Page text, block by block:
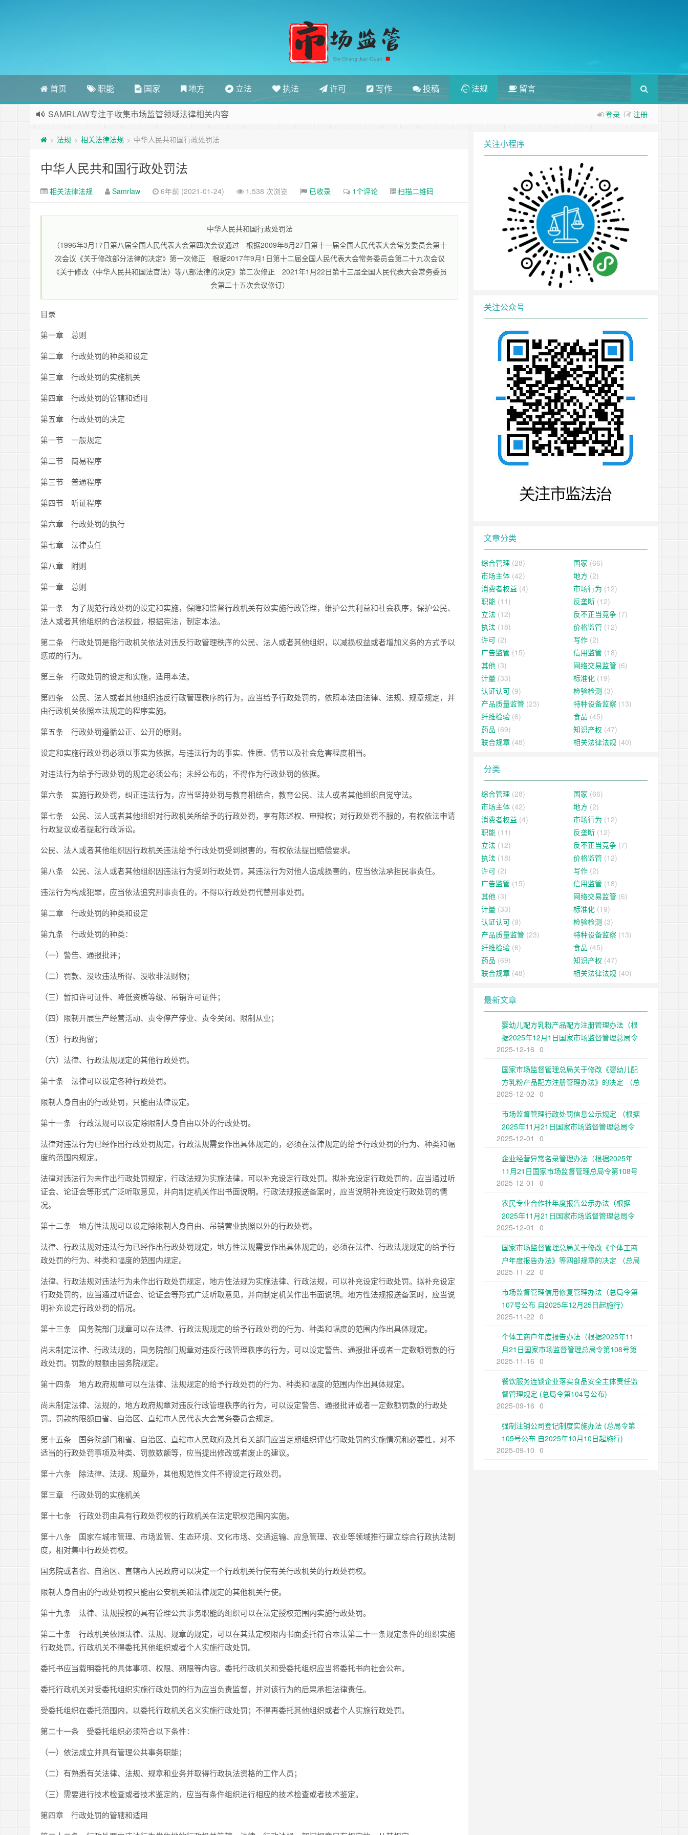
首页 职能 国家 地方 立法 执法 许可 写作 投稿 法规 留言
登录 注册
SAMRLAW专注于收集市场监管领域法律相关内容
> 法规 > 相关法律法规 > 中华人民共和国行政处罚法
中华人民共和国行政处罚法
相关法律法规 Samrlaw 6年前 (2021-01-24) 1,538 次浏览 已收录 1个评论 扫描二维码
中华人民共和国行政处罚法
（1996年3月17日第八届全国人民代表大会第四次会议通过 根据2009年8月27日第十一届全国人民代表大会常务委员会第十
次会议《关于修改部分法律的决定》第一次修正 根据2017年9月1日第十二届全国人民代表大会常务委员会第二十九次会议
《关于修改〈中华人民共和国法官法〉等八部法律的决定》第二次修正 2021年1月22日第十三届全国人民代表大会常务委员
会第二十五次会议修订）
目录
第一章 总则
第二章 行政处罚的种类和设定
第三章 行政处罚的实施机关
第四章 行政处罚的管辖和适用
第五章 行政处罚的决定
第一节 一般规定
第二节 简易程序
第三节 普通程序
第四节 听证程序
第六章 行政处罚的执行
第七章 法律责任
第八章 附则
第一章 总则
第一条 为了规范行政处罚的设定和实施，保障和监督行政机关有效实施行政管理，维护公共利益和社会秩序，保护公民、
法人或者其他组织的合法权益，根据宪法，制定本法。
第二条 行政处罚是指行政机关依法对违反行政管理秩序的公民、法人或者其他组织，以减损权益或者增加义务的方式予以
惩戒的行为。
第三条 行政处罚的设定和实施，适用本法。
第四条 公民、法人或者其他组织违反行政管理秩序的行为，应当给予行政处罚的，依照本法由法律、法规、规章规定，并
由行政机关依照本法规定的程序实施。
第五条 行政处罚遵循公正、公开的原则。
设定和实施行政处罚必须以事实为依据，与违法行为的事实、性质、情节以及社会危害程度相当。
对违法行为给予行政处罚的规定必须公布；未经公布的，不得作为行政处罚的依据。
第六条 实施行政处罚，纠正违法行为，应当坚持处罚与教育相结合，教育公民、法人或者其他组织自觉守法。
第七条 公民、法人或者其他组织对行政机关所给予的行政处罚，享有陈述权、申辩权；对行政处罚不服的，有权依法申请
行政复议或者提起行政诉讼。
公民、法人或者其他组织因行政机关违法给予行政处罚受到损害的，有权依法提出赔偿要求。
第八条 公民、法人或者其他组织因违法行为受到行政处罚，其违法行为对他人造成损害的，应当依法承担民事责任。
违法行为构成犯罪，应当依法追究刑事责任的，不得以行政处罚代替刑事处罚。
第二章 行政处罚的种类和设定
第九条 行政处罚的种类：
（一）警告、通报批评；
（二）罚款、没收违法所得、没收非法财物；
（三）暂扣许可证件、降低资质等级、吊销许可证件；
（四）限制开展生产经营活动、责令停产停业、责令关闭、限制从业；
（五）行政拘留；
（六）法律、行政法规规定的其他行政处罚。
第十条 法律可以设定各种行政处罚。
限制人身自由的行政处罚，只能由法律设定。
第十一条 行政法规可以设定除限制人身自由以外的行政处罚。
法律对违法行为已经作出行政处罚规定，行政法规需要作出具体规定的，必须在法律规定的给予行政处罚的行为、种类和幅
度的范围内规定。
法律对违法行为未作出行政处罚规定，行政法规为实施法律，可以补充设定行政处罚。拟补充设定行政处罚的，应当通过听
证会、论证会等形式广泛听取意见，并向制定机关作出书面说明。行政法规报送备案时，应当说明补充设定行政处罚的情
况。
第十二条 地方性法规可以设定除限制人身自由、吊销营业执照以外的行政处罚。
法律、行政法规对违法行为已经作出行政处罚规定，地方性法规需要作出具体规定的，必须在法律、行政法规规定的给予行
政处罚的行为、种类和幅度的范围内规定。
法律、行政法规对违法行为未作出行政处罚规定，地方性法规为实施法律、行政法规，可以补充设定行政处罚。拟补充设定
行政处罚的，应当通过听证会、论证会等形式广泛听取意见，并向制定机关作出书面说明。地方性法规报送备案时，应当说
明补充设定行政处罚的情况。
第十三条 国务院部门规章可以在法律、行政法规规定的给予行政处罚的行为、种类和幅度的范围内作出具体规定。
尚未制定法律、行政法规的，国务院部门规章对违反行政管理秩序的行为，可以设定警告、通报批评或者一定数额罚款的行
政处罚。罚款的限额由国务院规定。
第十四条 地方政府规章可以在法律、法规规定的给予行政处罚的行为、种类和幅度的范围内作出具体规定。
尚未制定法律、法规的，地方政府规章对违反行政管理秩序的行为，可以设定警告、通报批评或者一定数额罚款的行政处
罚。罚款的限额由省、自治区、直辖市人民代表大会常务委员会规定。
第十五条 国务院部门和省、自治区、直辖市人民政府及其有关部门应当定期组织评估行政处罚的实施情况和必要性，对不
适当的行政处罚事项及种类、罚款数额等，应当提出修改或者废止的建议。
第十六条 除法律、法规、规章外，其他规范性文件不得设定行政处罚。
第三章 行政处罚的实施机关
第十七条 行政处罚由具有行政处罚权的行政机关在法定职权范围内实施。
第十八条 国家在城市管理、市场监管、生态环境、文化市场、交通运输、应急管理、农业等领域推行建立综合行政执法制
度，相对集中行政处罚权。
国务院或者省、自治区、直辖市人民政府可以决定一个行政机关行使有关行政机关的行政处罚权。
限制人身自由的行政处罚权只能由公安机关和法律规定的其他机关行使。
第十九条 法律、法规授权的具有管理公共事务职能的组织可以在法定授权范围内实施行政处罚。
第二十条 行政机关依照法律、法规、规章的规定，可以在其法定权限内书面委托符合本法第二十一条规定条件的组织实施
行政处罚。行政机关不得委托其他组织或者个人实施行政处罚。
委托书应当载明委托的具体事项、权限、期限等内容。委托行政机关和受委托组织应当将委托书向社会公布。
委托行政机关对受委托组织实施行政处罚的行为应当负责监督，并对该行为的后果承担法律责任。
受委托组织在委托范围内，以委托行政机关名义实施行政处罚；不得再委托其他组织或者个人实施行政处罚。
第二十一条 受委托组织必须符合以下条件：
（一）依法成立并具有管理公共事务职能；
（二）有熟悉有关法律、法规、规章和业务并取得行政执法资格的工作人员；
（三）需要进行技术检查或者技术鉴定的，应当有条件组织进行相应的技术检查或者技术鉴定。
第四章 行政处罚的管辖和适用
关注小程序
关注公众号
文章分类
综合管理 (28) 国家 (66)
市场主体 (42) 地方 (2)
消费者权益 (4) 市场行为 (12)
职能 (11) 反垄断 (12)
立法 (12) 反不正当竞争 (7)
执法 (18) 价格监管 (12)
许可 (2) 写作 (2)
广告监管 (15) 信用监管 (18)
其他 (3) 网络交易监管 (6)
计量 (33) 标准化 (19)
认证认可 (9) 检验检测 (3)
产品质量监管 (23) 特种设备监察 (13)
纤维检验 (6) 食品 (45)
药品 (69) 知识产权 (47)
联合规章 (48) 相关法律法规 (40)
分类
综合管理 (28) 国家 (66)
市场主体 (42) 地方 (2)
消费者权益 (4) 市场行为 (12)
职能 (11) 反垄断 (12)
立法 (12) 反不正当竞争 (7)
执法 (18) 价格监管 (12)
许可 (2) 写作 (2)
广告监管 (15) 信用监管 (18)
其他 (3) 网络交易监管 (6)
计量 (33) 标准化 (19)
认证认可 (9) 检验检测 (3)
产品质量监管 (23) 特种设备监察 (13)
纤维检验 (6) 食品 (45)
药品 (69) 知识产权 (47)
联合规章 (48) 相关法律法规 (40)
最新文章
婴幼儿配方乳粉产品配方注册管理办法（根
据2025年12月1日国家市场监督管理总局令
第109号修正）
2025-12-16 0
国家市场监督管理总局关于修改《婴幼儿配
方乳粉产品配方注册管理办法》的决定 （总
局令第109号公布 自公布之日起施行）
2025-12-02 0
市场监督管理行政处罚信息公示规定 （根据
2025年11月21日国家市场监督管理总局令
第108号第二次修正）
2025-12-01
0
企业经营异常名录管理办法（根据2025年
11月21日国家市场监督管理总局令第108号
第二次修正）
2025-12-01
0
农民专业合作社年度报告公示办法（根据
2025年11月21日国家市场监督管理总局令
第108号第二次修正）
2025-12-01
0
国家市场监督管理总局关于修改《个体工商
户年度报告办法》等四部规章的决定 （总局
令第108号公布 自2025年12月25日起施
2025-11-22 0
市场监督管理信用修复管理办法（总局令第
107号公布 自2025年12月25日起施行）
2025-11-22 0
个体工商户年度报告办法（根据2025年11
月21日国家市场监督管理总局令第108号第
二次修正）
2025-11-16 0
餐饮服务连锁企业落实食品安全主体责任监
督管理规定 (总局令第104号公布)
2025-09-16 0
强制注销公司登记制度实施办法 (总局令第
105号公布 自2025年10月10日起施行)
2025-09-10 0